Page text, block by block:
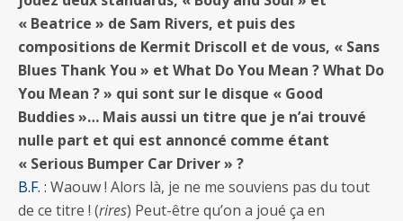
« Beatrice » de Sam Rivers, et puis des
compositions de Kermit Driscoll et de vous, « Sans
Blues Thank You » et What Do You Mean ? What Do
You Mean ? » qui sont sur le disque « Good
Buddies »… Mais aussi un titre que je n’ai trouvé
nulle part et qui est annoncé comme étant
« Serious Bumper Car Driver » ?
B.F. : Waouw ! Alors là, je ne me souviens pas du tout
de ce titre ! (rires) Peut-être qu’on a joué ça en